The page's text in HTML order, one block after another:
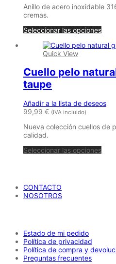
Anillo de acero inoxidable
cremas.
Seleccionar las opciones
Quick View
Cuello pelo
taupe
Añadir a la lista de deseos
99,99 € (IVA incluido)
Nueva colección cuellos de
calidad.
Seleccionar las opciones
CONTACTO
NOSOTROS
Estado de mi pedido
Política de privacidad
Política de compra y
Preguntas frecuentes